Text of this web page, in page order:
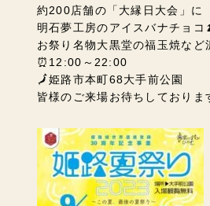
約200店舗の「大縁日大会」に
明石夢工房のアイスバナチョコ
お祭り名物大黒堂の福玉焼など
⏰12:00～22:00
🗾姫路市本町68大手前公園
皆様のご来場お待ちしておりま